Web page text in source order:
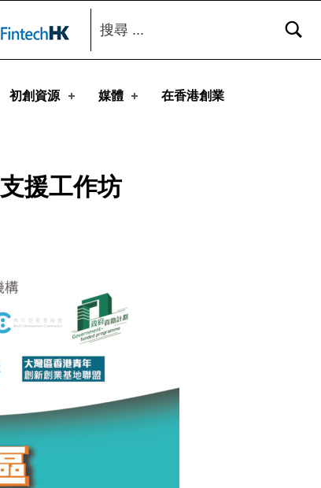
初創資源 媒體 在香港創業
搜尋：
援工作坊